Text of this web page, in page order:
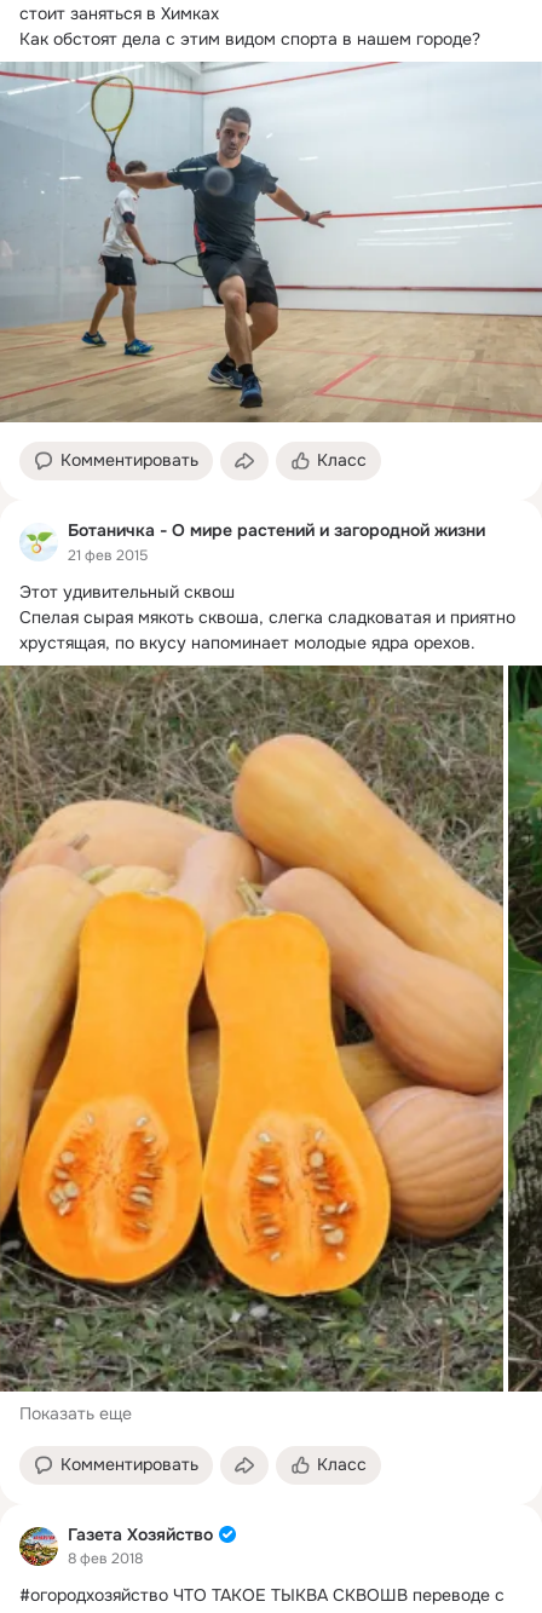
стоит заняться в Химках
Как обстоят дела с этим видом спорта в нашем городе?
Комментировать Класс
Ботаничка - О мире растений и загородной жизни
21 фев 2015
Этот удивительный сквош
Спелая сырая мякоть сквоша, слегка сладковатая и приятно
хрустящая, по вкусу напоминает молодые ядра орехов.
Показать еще
Комментировать Класс
Газета Хозяйство
8 фев 2018
#огородхозяйство ЧТО ТАКОЕ ТЫКВА СКВОШВ переводе с